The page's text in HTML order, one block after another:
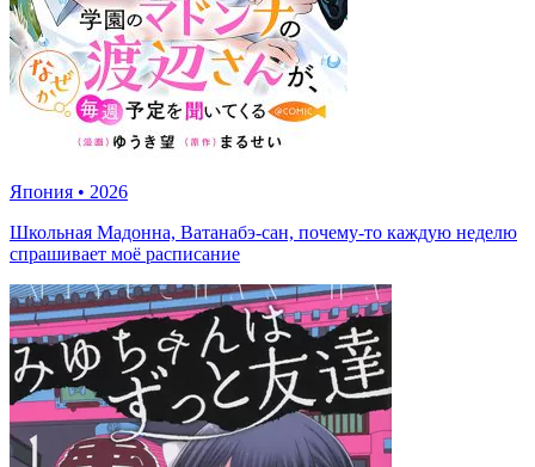
Япония • 2026
Школьная Мадонна, Ватанабэ-сан, почему-то каждую неделю
спрашивает моё расписание